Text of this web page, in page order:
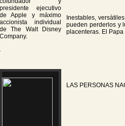
presidente ejecutivo
de Apple​ y máximo
accionista individual
de The Walt Disney
Company.
.
Inestables,
pueden perderlos y
placenteras. El
LAS PERSONAS